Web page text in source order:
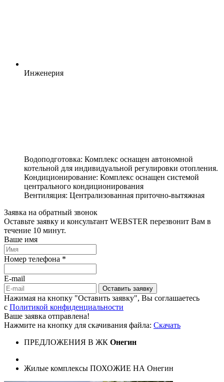
Инженерия
Водоподготовка: Комплекс оснащен автономной
котельной для индивидуальной регулировки отопления.
Кондиционирование: Комплекс оснащен системой
центрального кондиционирования
Вентиляция: Централизованная приточно-вытяжная
Заявка на обратный звонок
Оставьте заявку и консультант WEBSTER перезвонит Вам в
течение 10 минут.
Ваше имя
Номер телефона *
E-mail
Оставить заявку
Нажимая на кнопку "Оставить заявку", Вы соглашаетесь
c Политикой конфиденциальности
Ваше заявка отправлена!
Нажмите на кнопку для скачивания файла: Скачать
ПРЕДЛОЖЕНИЯ В ЖК Онегин
Жилые комплексы ПОХОЖИЕ НА Онегин